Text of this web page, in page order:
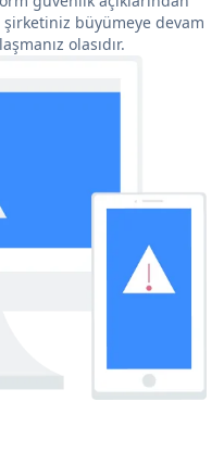
büyümeye devam
olasıdır.